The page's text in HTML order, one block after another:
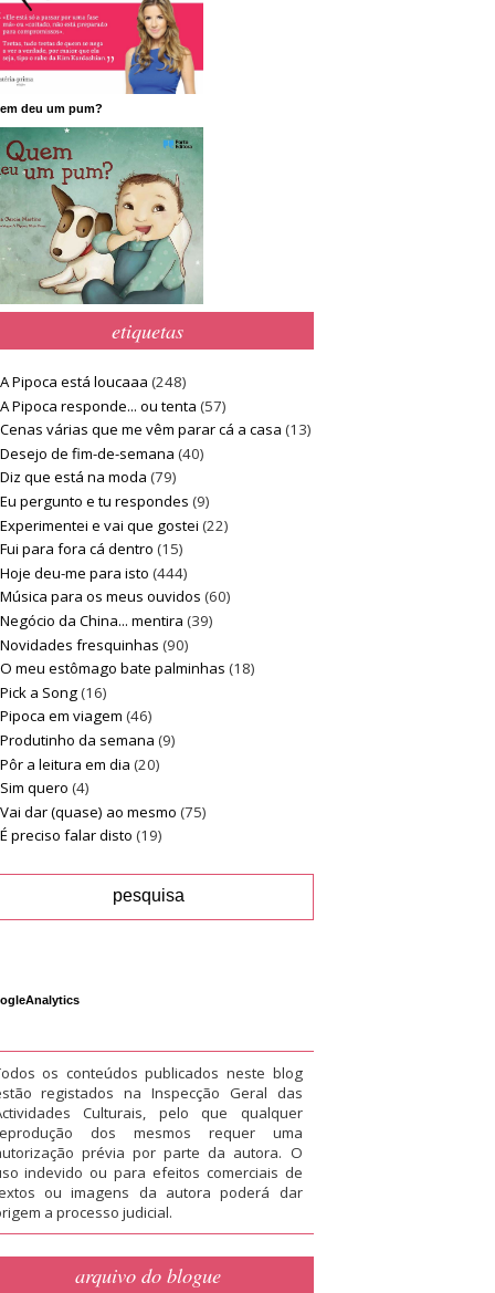
deu um pum?
etiquetas
A Pipoca está loucaaa (248)
A Pipoca responde... ou tenta (57)
Cenas várias que me vêm parar cá a casa (13)
Desejo de fim-de-semana (40)
Diz que está na moda (79)
Eu pergunto e tu respondes (9)
Experimentei e vai que gostei (22)
Fui para fora cá dentro (15)
Hoje deu-me para isto (444)
Música para os meus ouvidos (60)
Negócio da China... mentira (39)
Novidades fresquinhas (90)
O meu estômago bate palminhas (18)
Pick a Song(16)
Pipoca em viagem (46)
Produtinho da semana (9)
Pôr a leitura em dia (20)
Sim quero (4)
Vai dar (quase) ao mesmo (75)
É preciso falar disto (19)
os conteúdos publicados neste blog
registados na Inspecção Geral das
Culturais, pelo que qualquer
dos mesmos requer uma
prévia por parte da autora. O
indevido ou para efeitos comerciais de
ou imagens da autora poderá dar
a processo judicial.
arquivo do blogue